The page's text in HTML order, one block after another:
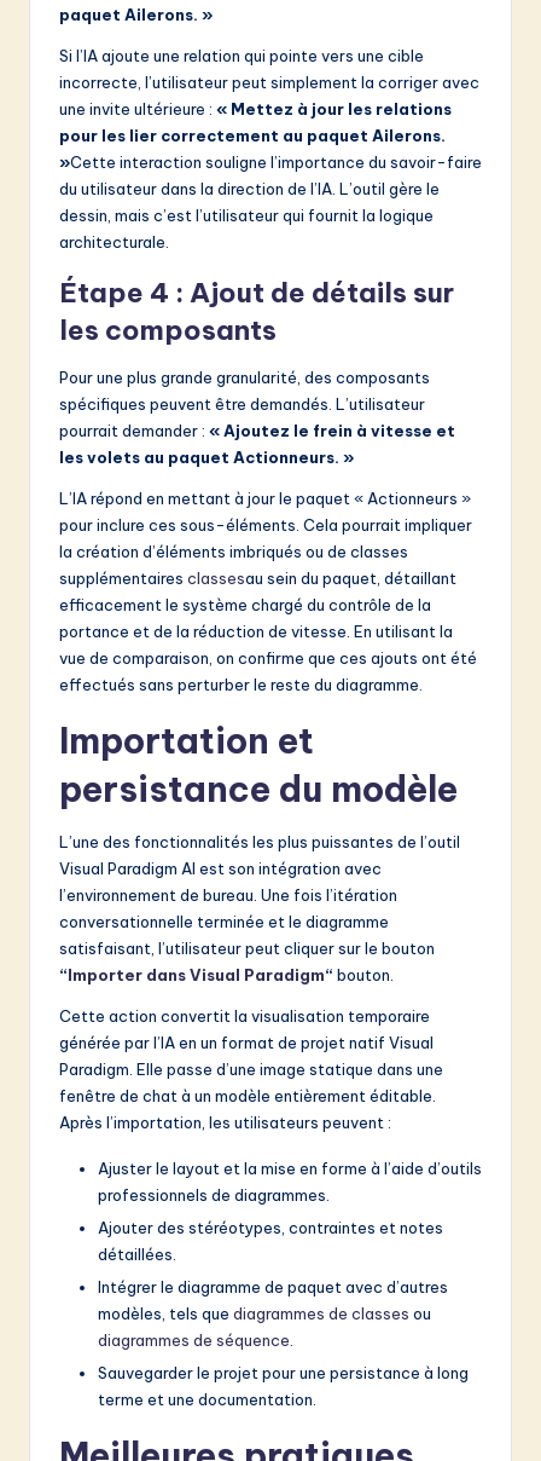
paquet Ailerons. »
Si l’IA ajoute une relation qui pointe vers une cible
incorrecte, l’utilisateur peut simplement la corriger avec
une invite ultérieure : « Mettez à jour les relations
pour les lier correctement au paquet Ailerons.
»Cette interaction souligne l’importance du savoir-faire
du utilisateur dans la direction de l’IA. L’outil gère le
dessin, mais c’est l’utilisateur qui fournit la logique
architecturale.
Étape 4 : Ajout de détails sur
les composants
Pour une plus grande granularité, des composants
spécifiques peuvent être demandés. L’utilisateur
pourrait demander : « Ajoutez le frein à vitesse et
les volets au paquet Actionneurs. »
L’IA répond en mettant à jour le paquet « Actionneurs »
pour inclure ces sous-éléments. Cela pourrait impliquer
la création d’éléments imbriqués ou de classes
supplémentaires classesau sein du paquet, détaillant
efficacement le système chargé du contrôle de la
portance et de la réduction de vitesse. En utilisant la
vue de comparaison, on confirme que ces ajouts ont été
effectués sans perturber le reste du diagramme.
Importation et
persistance du modèle
L’une des fonctionnalités les plus puissantes de l’outil
Visual Paradigm AI est son intégration avec
l’environnement de bureau. Une fois l’itération
conversationnelle terminée et le diagramme
satisfaisant, l’utilisateur peut cliquer sur le bouton
“Importer dans Visual Paradigm“ bouton.
Cette action convertit la visualisation temporaire
générée par l’IA en un format de projet natif Visual
Paradigm. Elle passe d’une image statique dans une
fenêtre de chat à un modèle entièrement éditable.
Après l’importation, les utilisateurs peuvent :
Ajuster le layout et la mise en forme à l’aide d’outils
professionnels de diagrammes.
Ajouter des stéréotypes, contraintes et notes
détaillées.
Intégrer le diagramme de paquet avec d’autres
modèles, tels que diagrammes de classes ou
diagrammes de séquence.
Sauvegarder le projet pour une persistance à long
terme et une documentation.